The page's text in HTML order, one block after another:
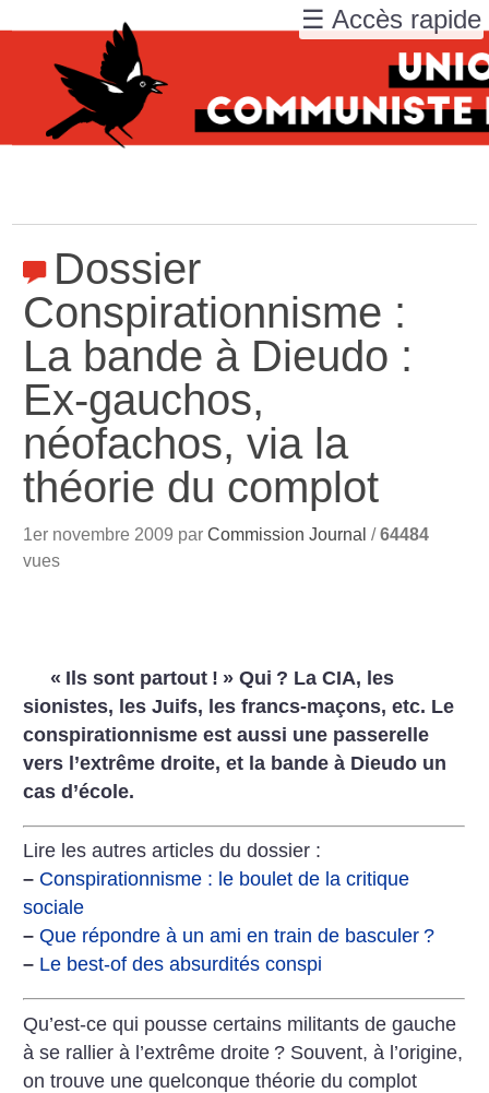
Dossier
Conspirationnisme :
La bande à Dieudo :
Ex-gauchos,
néofachos, via la
théorie du complot
1er novembre 2009 parCommission Journal /64484
vues
« Ils sont partout ! » Qui ? La CIA, les
sionistes, les Juifs, les francs-maçons, etc. Le
conspirationnisme est aussi une passerelle
vers l’extrême droite, et la bande à Dieudo un
cas d’école.
Lire les autres articles du dossier :
– Conspirationnisme : le boulet de la critique
sociale
– Que répondre à un ami en train de basculer ?
– Le best-of des absurdités conspi
Qu’est-ce qui pousse certains militants de gauche
à se rallier à l’extrême droite ? Souvent, à l’origine,
on trouve une quelconque théorie du complot
☰ Accès rapide